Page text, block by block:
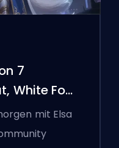
7
White Fox
mit Elsa